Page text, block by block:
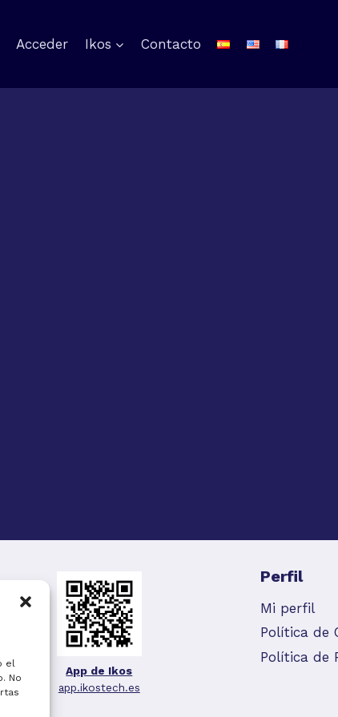
el
No
Acceder Ikos Contacto
App de Ikos
app.ikostech.es
Perfil
Mi perfil
Política de
Política de